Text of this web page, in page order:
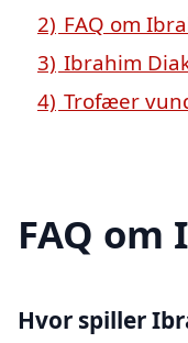
2) FAQ om
3) Ibrahim
4) Trofæer
FAQ
Hvor spiller